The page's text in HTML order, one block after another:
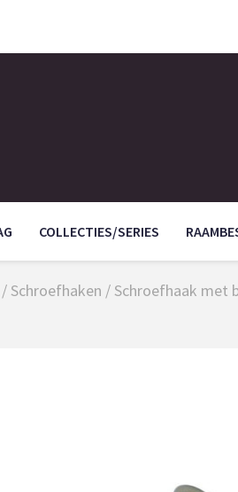
COLLECTIES/SERIES
/ Schroefhaken / Schroefhaak met